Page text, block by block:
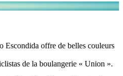
Escondida offre de belles couleurs
de la boulangerie « Union ».